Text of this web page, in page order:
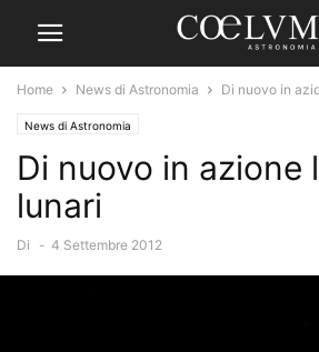
Home News di Astronomia Di nuovo in
News di Astronomia
Di nuovo in azione
lunari
Di - 4 Settembre 2012